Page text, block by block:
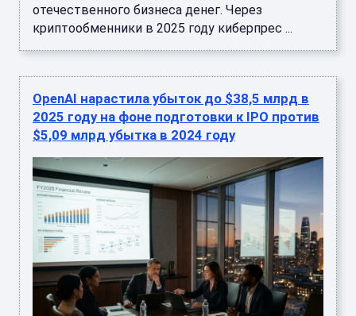
отечественного бизнеса денег. Через
криптообменники в 2025 году киберпрес ...
OpenAI нарастила убыток до $38,5 млрд в
2025 году на фоне подготовки к IPO против
$5,09 млрд убытка в 2024 году